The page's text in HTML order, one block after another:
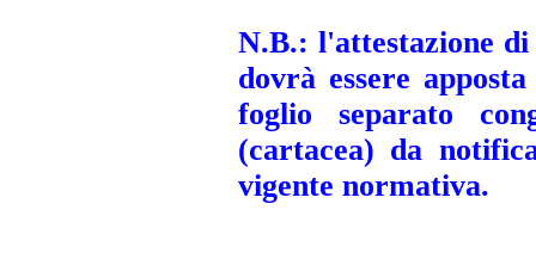
N.B.: l'attestazione
dovrà essere
foglio separato
(cartacea) da
vigente normativa.